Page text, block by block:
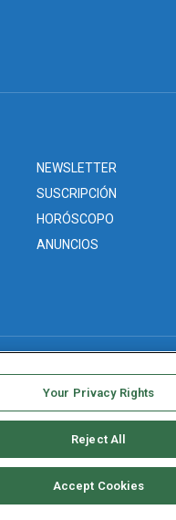
NEWSLETTER
SUSCRIPCIÓN
HORÓSCOPO
ANUNCIOS
Your Privacy Rights
Reject All
Accept Cookies